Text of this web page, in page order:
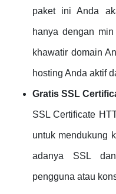
paket ini Anda
hanya dengan
khawatir domain
hosting Anda aktif
Gratis SSL
SSL Certificate
untuk mendukung
adanya SSL
pengguna atau